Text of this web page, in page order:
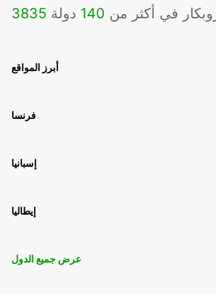
3835 في أكثر من 140 دولة
أبرز المواقع
فرنسا
إسبانيا
إيطاليا
عرض جميع الدول